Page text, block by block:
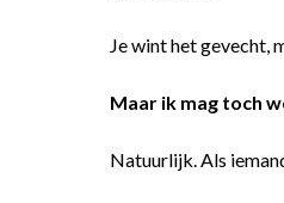
Je wint het gevecht,
Maar ik mag toch
Natuurlijk. Als